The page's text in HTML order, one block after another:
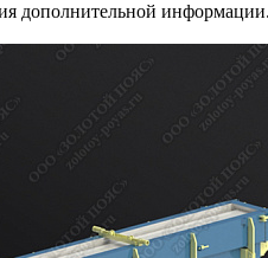
дополнительной